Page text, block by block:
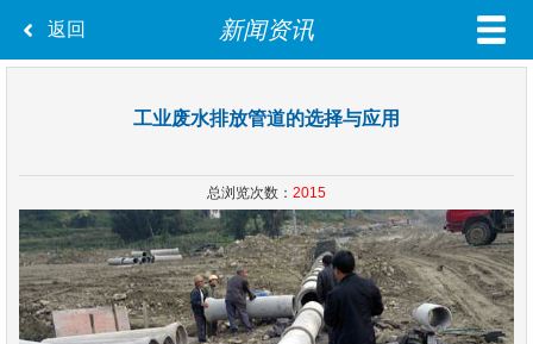
返回 新闻资讯
工业废水排放管道的选择与应用
总浏览次数： 2015